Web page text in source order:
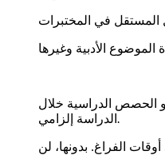
الموضوع الأدبية وغيرها
الحصص الدراسية خلال
الدراسة إلزامي .
الفراغ. بدونها، لن